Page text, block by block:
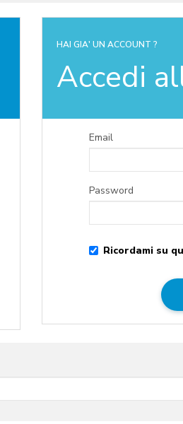
HAI GIA' UN ACCOUNT ?
Accedi
Email
Password
Ricordami su